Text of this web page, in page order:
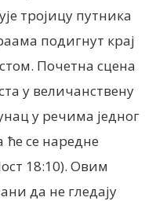
тројицу путника
подигнут крај
Почетна сцена
у величанствену
у речима једног
ће се наредне
18:10). Овим
да не гледају